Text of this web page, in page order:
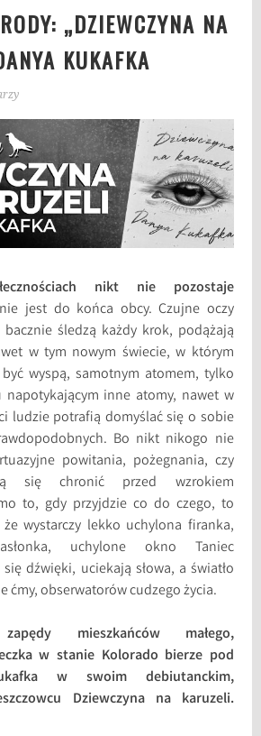
„DZIEWCZYNA NA
KUKAFKA
nikt nie pozostaje
jest do końca obcy. Czujne oczy
bacznie śledzą każdy krok, podążają
w tym nowym świecie, w którym
wyspą, samotnym atomem, tylko
napotykającym inne atomy, nawet w
ludzie potrafią domyślać się o sobie
Bo nikt nikogo nie
powitania, pożegnania, czy
się chronić przed wzrokiem
to, gdy przyjdzie co do czego, to
wystarczy lekko uchylona firanka,
uchylone okno Taniec
dźwięki, uciekają słowa, a światło
ćmy, obserwatorów cudzego życia.
zapędy mieszkańców małego,
w stanie Kolorado bierze pod
w swoim debiutanckim,
Dziewczyna na karuzeli.